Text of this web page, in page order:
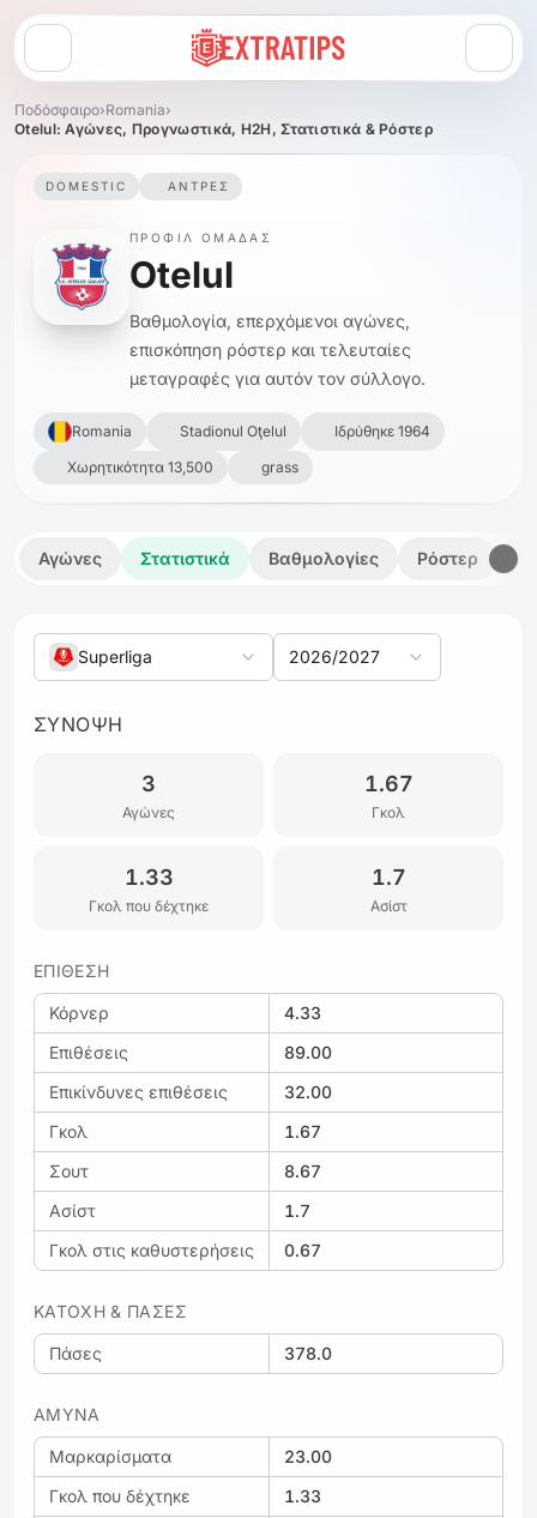
Άνοιγμα μενού
Ποδόσφαιρο›Romania›
Otelul: Αγώνες, Προγνωστικά, H2H, Στατιστικά & Ρόστερ
DOMESTIC ΆΝΤΡΕΣ
ΠΡΟΦΊΛ ΟΜΆΔΑΣ
Otelul
Βαθμολογία, επερχόμενοι αγώνες,
επισκόπηση ρόστερ και τελευταίες
μεταγραφές για αυτόν τον σύλλογο.
Romania Stadionul Oţelul
Ιδρύθηκε 1964
Χωρητικότητα 13,500
grass
Αγώνες Στατιστικά Βαθμολογίες Ρόστερ
Superliga 2026/2027
ΣΎΝΟΨΗ
3
Αγώνες
1.67
Γκολ
1.33
Γκολ που δέχτηκε
1.7
Ασίστ
ΕΠΊΘΕΣΗ
Κόρνερ
4.33
Επιθέσεις
89.00
Επικίνδυνες επιθέσεις
32.00
Γκολ
1.67
Σουτ
8.67
Ασίστ
1.7
Γκολ στις καθυστερήσεις
0.67
ΚΑΤΟΧΉ & ΠΆΣΕΣ
Πάσες 378.0
ΆΜΥΝΑ
Μαρκαρίσματα
23.00
Γκολ που δέχτηκε
1.33